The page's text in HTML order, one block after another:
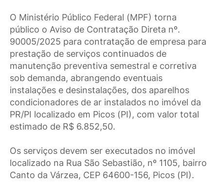
O Ministério Público Federal (MPF) torna
público o Aviso de Contratação Direta nº.
90005/2025 para contratação de empresa para
prestação de serviços continuados de
manutenção preventiva semestral e corretiva
sob demanda, abrangendo eventuais
instalações e desinstalações, dos aparelhos
condicionadores de ar instalados no imóvel da
PR/PI localizado em Picos (PI), com valor total
estimado de R$ 6.852,50.
Os serviços devem ser executados no imóvel
localizado na Rua São Sebastião, nº 1105, bairro
Canto da Várzea, CEP 64600-156, Picos (PI).